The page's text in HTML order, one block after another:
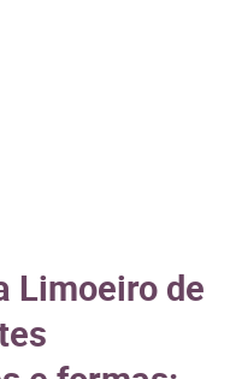
Limoeiro de